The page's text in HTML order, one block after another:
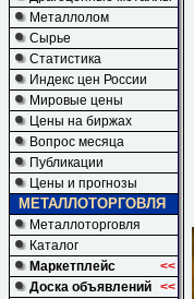
Металлолом
Сырье
Статистика
Индекс цен России
Мировые цены
Цены на биржах
Вопрос месяца
Публикации
Цены и прогнозы
МЕТАЛЛОТОРГОВЛЯ
Металлоторговля
Каталог
Маркетплейс
<<
Доска объявлений <<